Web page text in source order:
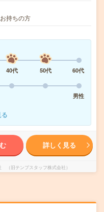
持ちの方
40代 50代
60代
男性
詳しく見る
（旧テンプスタッフ株式会社）